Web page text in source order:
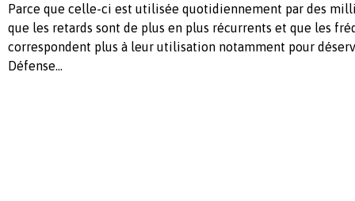
Parce que celle-ci est utilisée quotidiennement par des
que les retards sont de plus en plus récurrents et que les
correspondent plus à leur utilisation notamment pour
Défense...